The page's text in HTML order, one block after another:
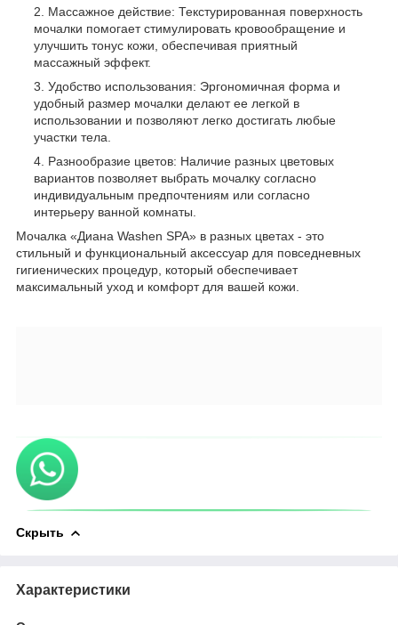
Массажное действие: Текстурированная поверхность
мочалки помогает стимулировать кровообращение и
улучшить тонус кожи, обеспечивая приятный
массажный эффект.
Удобство использования: Эргономичная форма и
удобный размер мочалки делают ее легкой в
использовании и позволяют легко достигать любые
участки тела.
Разнообразие цветов: Наличие разных цветовых
вариантов позволяет выбрать мочалку согласно
индивидуальным предпочтениям или согласно
интерьеру ванной комнаты.
Мочалка «Диана Washen SPA» в разных цветах - это
стильный и функциональный аксессуар для повседневных
гигиенических процедур, который обеспечивает
максимальный уход и комфорт для вашей кожи.
Скрыть
Характеристики